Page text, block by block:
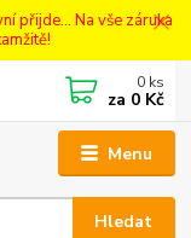
přijde... Na vše záruka
Menu
Hledat
0 ks
za 0 Kč